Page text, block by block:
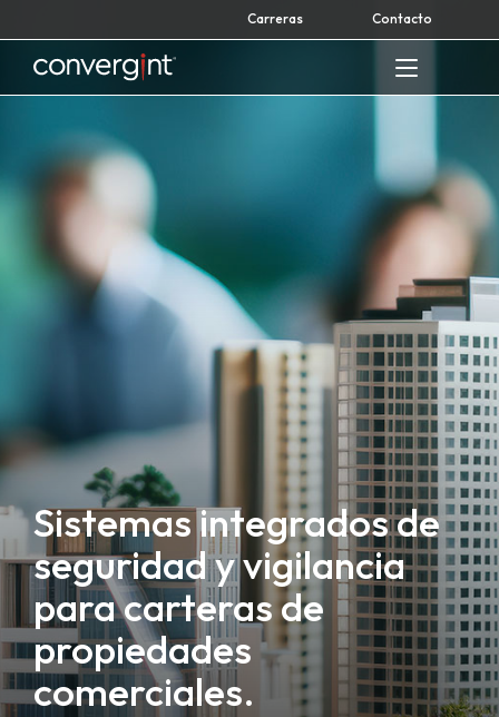
to
content
Carreras Contacto
Home
Sistemas integrados de
seguridad y vigilancia
para carteras de
propiedades
comerciales.